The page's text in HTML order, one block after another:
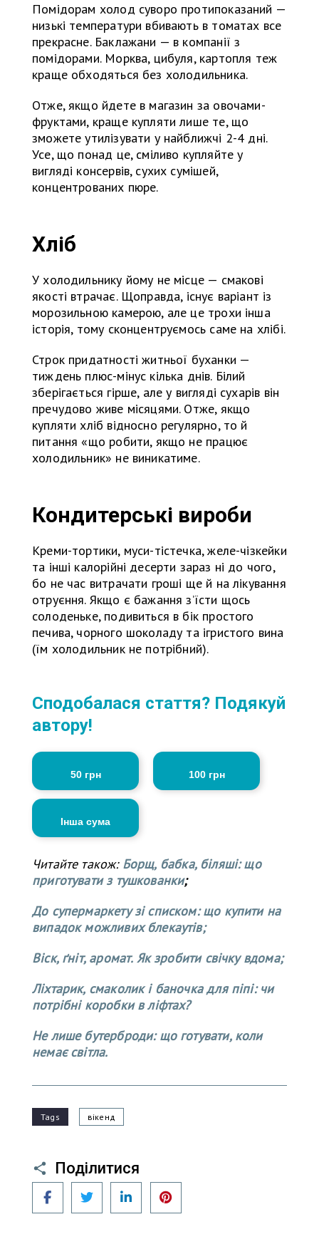
Помідорам холод суворо протипоказаний —
низькі температури вбивають в томатах все
прекрасне. Баклажани — в компанії з
помідорами. Морква, цибуля, картопля теж
краще обходяться без холодильника.
Отже, якщо йдете в магазин за овочами-
фруктами, краще купляти лише те, що
зможете утилізувати у найближчі 2-4 дні.
Усе, що понад це, сміливо купляйте у
вигляді консервів, сухих сумішей,
концентрованих пюре.
Хліб
У холодильнику йому не місце — смакові
якості втрачає. Щоправда, існує варіант із
морозильною камерою, але це трохи інша
історія, тому сконцентруємось саме на хлібі.
Строк придатності житньої буханки —
тиждень плюс-мінус кілька днів. Білий
зберігається гірше, але у вигляді сухарів він
пречудово живе місяцями. Отже, якщо
купляти хліб відносно регулярно, то й
питання «що робити, якщо не працює
холодильник» не виникатиме.
Кондитерські вироби
Креми-тортики, муси-тістечка, желе-чізкейки
та інші калорійні десерти зараз ні до чого,
бо не час витрачати гроші ще й на лікування
отруєння. Якщо є бажання з’їсти щось
солоденьке, подивиться в бік простого
печива, чорного шоколаду та ігристого вина
(їм холодильник не потрібний).
Сподобалася стаття? Подякуй
автору!
50 грн 100 грн
Інша сума
Читайте також: Борщ, бабка, біляші: що
приготувати з тушкованки;
До супермаркету зі списком: що купити на
випадок можливих блекаутів;
Віск, ґніт, аромат. Як зробити свічку вдома;
Ліхтарик, смаколик і баночка для піпі: чи
потрібні коробки в ліфтах?
Не лише бутерброди: що готувати, коли
немає світла.
Tags вікенд
Поділитися
Facebook Twitter LinkedIn